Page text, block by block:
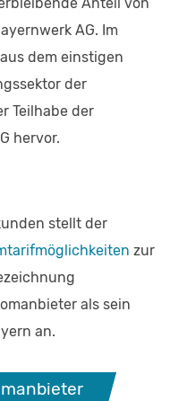
AG. Im
dem einstigen
der
Teilhabe der
hervor.
stellt der
zur
als sein
an.